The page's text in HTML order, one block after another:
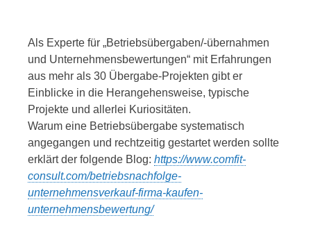
Als Experte für „Betriebsübergaben/-übernahmen
und Unternehmensbewertungen“ mit Erfahrungen
aus mehr als 30 Übergabe-Projekten gibt er
Einblicke in die Herangehensweise, typische
Projekte und allerlei Kuriositäten.
Warum eine Betriebsübergabe systematisch
angegangen und rechtzeitig gestartet werden sollte
erklärt der folgende Blog: https://www.comfit-
consult.com/betriebsnachfolge-
unternehmensverkauf-firma-kaufen-
unternehmensbewertung/